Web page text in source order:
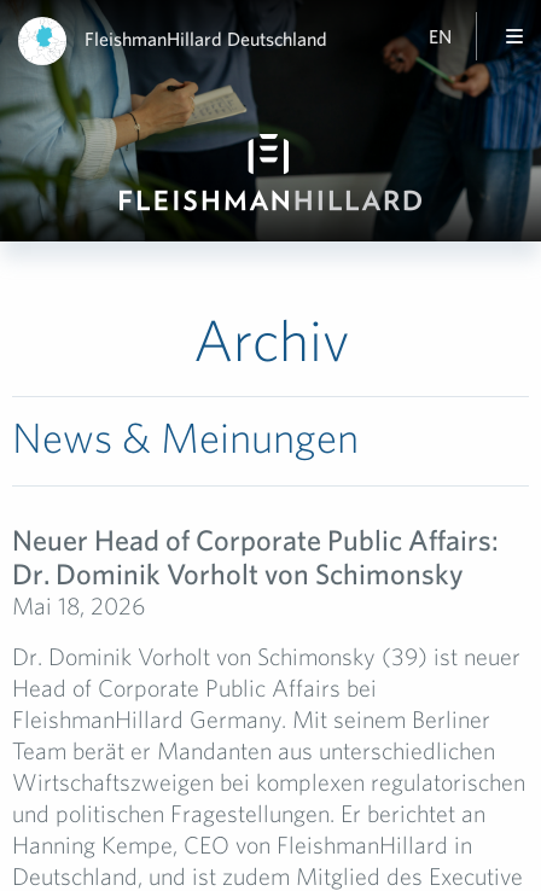
FleishmanHillard Deutschland EN
Archiv
News & Meinungen
Neuer Head of Corporate Public Affairs:
Dr. Dominik Vorholt von Schimonsky
Mai 18, 2026
Dr. Dominik Vorholt von Schimonsky (39) ist neuer
Head of Corporate Public Affairs bei
FleishmanHillard Germany. Mit seinem Berliner
Team berät er Mandanten aus unterschiedlichen
Wirtschaftszweigen bei komplexen regulatorischen
und politischen Fragestellungen. Er berichtet an
Hanning Kempe, CEO von FleishmanHillard in
Deutschland, und ist zudem Mitglied des Executive